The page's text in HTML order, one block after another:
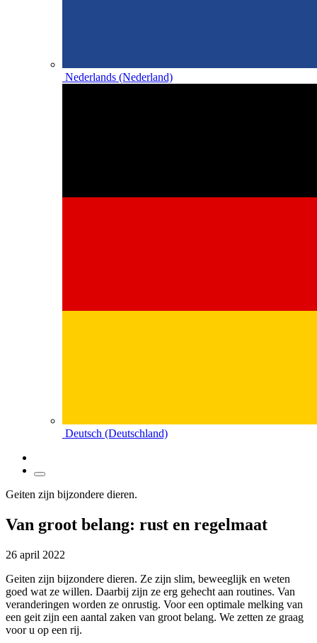
Nederlands (Nederland)
Deutsch (Deutschland)
Geiten zijn bijzondere dieren.
Van groot belang: rust en regelmaat
26 april 2022
Geiten zijn bijzondere dieren. Ze zijn slim, beweeglijk en weten
goed wat ze willen. Daarbij zijn ze erg gehecht aan routines. Van
veranderingen worden ze onrustig. Voor een optimale melking van
een geit zijn een aantal zaken van groot belang. We zetten ze graag
voor u op een rij.